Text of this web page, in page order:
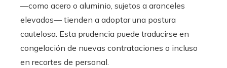
—como acero o aluminio, sujetos a aranceles
elevados— tienden a adoptar una postura
cautelosa. Esta prudencia puede traducirse en
congelación de nuevas contrataciones o incluso
en recortes de personal.